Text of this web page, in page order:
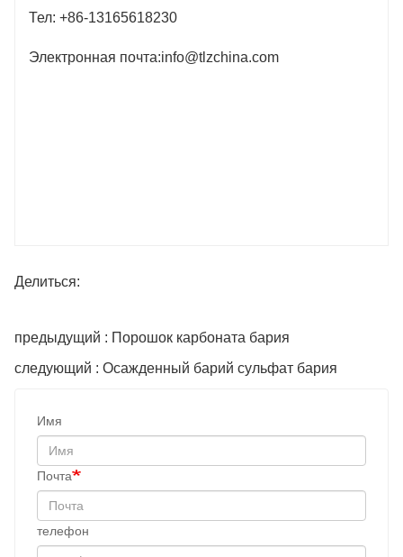
Тел: +86-13165618230
Электронная почта:info@tlzchina.com
Делиться:
предыдущий : Порошок карбоната бария
следующий : Осажденный барий сульфат бария
Имя
Почта
телефон